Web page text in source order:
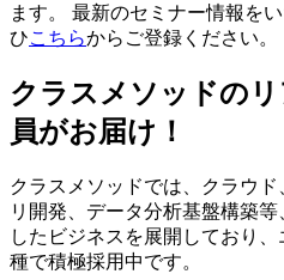
ます。 最新のセミナー情報を
ひこちらからご登録ください。
クラスメソッドの
員がお届け！
クラスメソッドでは、クラウ
リ開発、データ分析基盤構築
したビジネスを展開しており
種で積極採用中です。